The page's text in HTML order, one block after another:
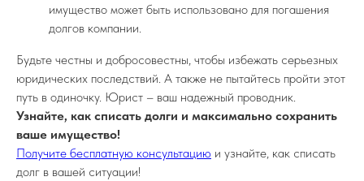
имущество может быть использовано для погашения
долгов компании.
Будьте честны и добросовестны, чтобы избежать серьезных
юридических последствий. А также не пытайтесь пройти этот
путь в одиночку. Юрист – ваш надежный проводник.
Узнайте, как списать долги и максимально сохранить
ваше имущество!
Получите бесплатную консультацию и узнайте, как списать
долг в вашей ситуации!